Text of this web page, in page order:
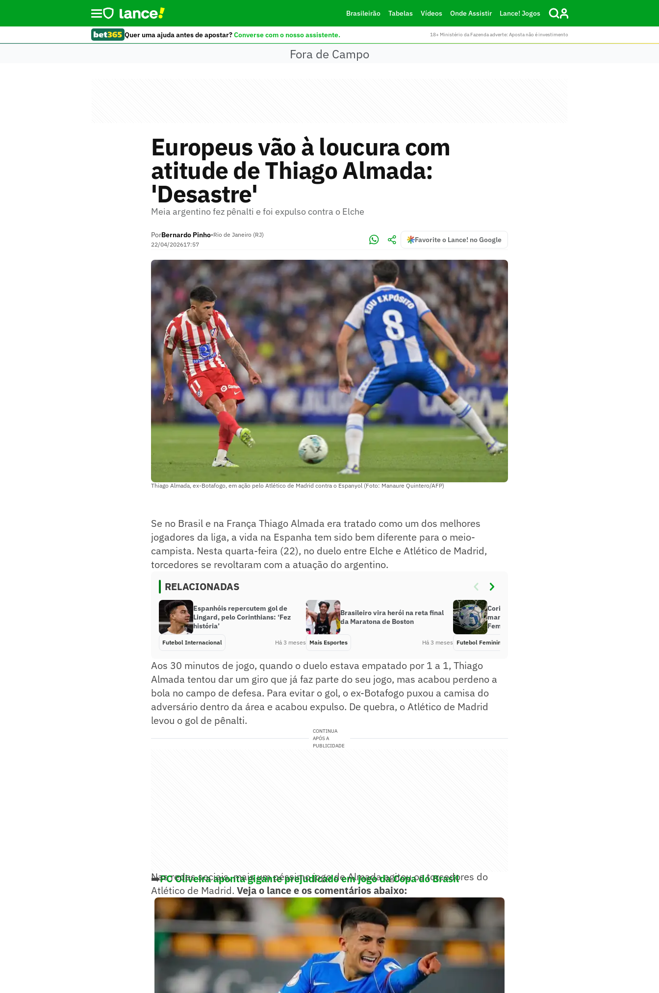
Brasileirão Tabelas Vídeos Onde Assistir Lance! Jogos
Quer uma ajuda antes de apostar?Converse com o nosso assistente. 18+ Ministério da Fazenda adverte: Aposta não é investimento
Fora de Campo
Europeus vão à loucura com
atitude de Thiago Almada:
'Desastre'
Meia argentino fez pênalti e foi expulso contra o Elche
PorBernardo Pinho•Rio de Janeiro (RJ)
22/04/202617:57
Favorite o Lance! no Google
Thiago Almada, ex-Botafogo, em ação pelo Atlético de Madrid contra o Espanyol (Foto: Manaure Quintero/AFP)
Se no Brasil e na França Thiago Almada era tratado como um dos melhores
jogadores da liga, a vida na Espanha tem sido bem diferente para o meio-
campista. Nesta quarta-feira (22), no duelo entre Elche e Atlético de Madrid,
torcedores se revoltaram com a atuação do argentino.
RELACIONADAS
Espanhóis repercutem gol de
Lingard, pelo Corinthians: ‘Fez
história’
Futebol Internacional Há 3 meses
Brasileiro vira herói na reta final
da Maratona de Boston
Mais Esportes Há 3 meses
Corinthians, Palmeiras e São Paulo
mantêm liderança no Brasileirão
Feminino
Futebol Feminino
Aos 30 minutos de jogo, quando o duelo estava empatado por 1 a 1, Thiago
Almada tentou dar um giro que já faz parte do seu jogo, mas acabou perdeno a
bola no campo de defesa. Para evitar o gol, o ex-Botafogo puxou a camisa do
adversário dentro da área e acabou expulso. De quebra, o Atlético de Madrid
levou o gol de pênalti.
CONTINUA
APÓS A
PUBLICIDADE
➡️PC Oliveira aponta gigante prejudicado em jogo da Copa do Brasil
Nas redes sociais, mais um péssimo jogo de Almada agitou os torcedores do
Atlético de Madrid. Veja o lance e os comentários abaixo: